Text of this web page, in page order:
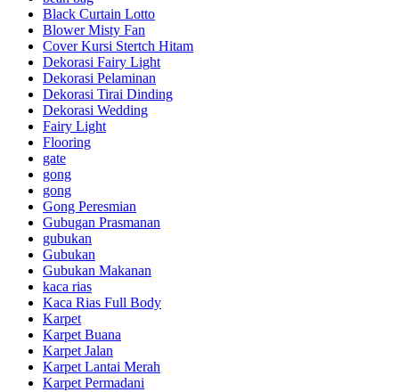
Black Curtain Lotto
Blower Misty Fan
Cover Kursi Stertch Hitam
Dekorasi Fairy Light
Dekorasi Pelaminan
Dekorasi Tirai Dinding
Dekorasi Wedding
Fairy Light
Flooring
gate
gong
gong
Gong Peresmian
Gubugan Prasmanan
gubukan
Gubukan
Gubukan Makanan
kaca rias
Kaca Rias Full Body
Karpet
Karpet Buana
Karpet Jalan
Karpet Lantai Merah
Karpet Permadani